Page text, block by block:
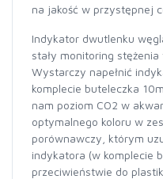
na jakość w przystępnej
Indykator dwutlenku
stały monitoring
Wystarczy napełnić
komplecie buteleczka
nam poziom CO2 w
optymalnego koloru w
porównawczy, którym
indykatora (w komplecie
przeciwieństwie do